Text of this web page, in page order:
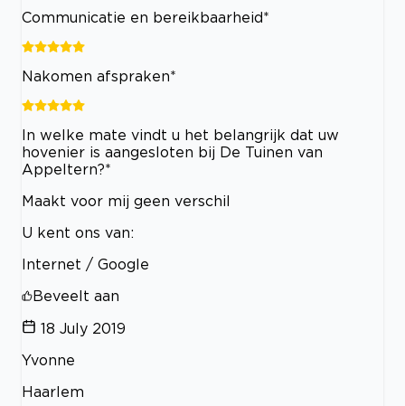
Communicatie en bereikbaarheid*
Nakomen afspraken*
In welke mate vindt u het belangrijk dat uw
hovenier is aangesloten bij De Tuinen van
Appeltern?*
Maakt voor mij geen verschil
U kent ons van:
Internet / Google
Beveelt aan
18 July 2019
Yvonne
Haarlem